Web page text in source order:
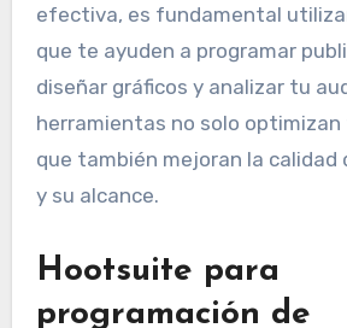
efectiva, es fundamental
que te ayuden a programar
diseñar gráficos y analizar tu
herramientas no solo
que también mejoran la calidad
y su alcance.
Hootsuite para
programación de